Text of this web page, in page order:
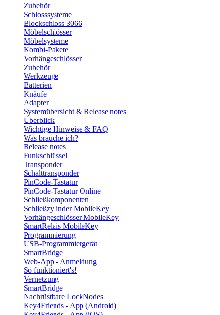
Zubehör
Schlosssysteme
Blockschloss 3066
Möbelschlösser
Möbelsysteme
Kombi-Pakete
Vorhängeschlösser
Zubehör
Werkzeuge
Batterien
Knäufe
Adapter
Systemübersicht & Release notes
Überblick
Wichtige Hinweise & FAQ
Was brauche ich?
Release notes
Funkschlüssel
Transponder
Schalttransponder
PinCode-Tastatur
PinCode-Tastatur Online
Schließkomponenten
Schließzylinder MobileKey
Vorhängeschlösser MobileKey
SmartRelais MobileKey
Programmierung
USB-Programmiergerät
SmartBridge
Web-App - Anmeldung
So funktioniert's!
Vernetzung
SmartBridge
Nachrüstbare LockNodes
Key4Friends - App (Android)